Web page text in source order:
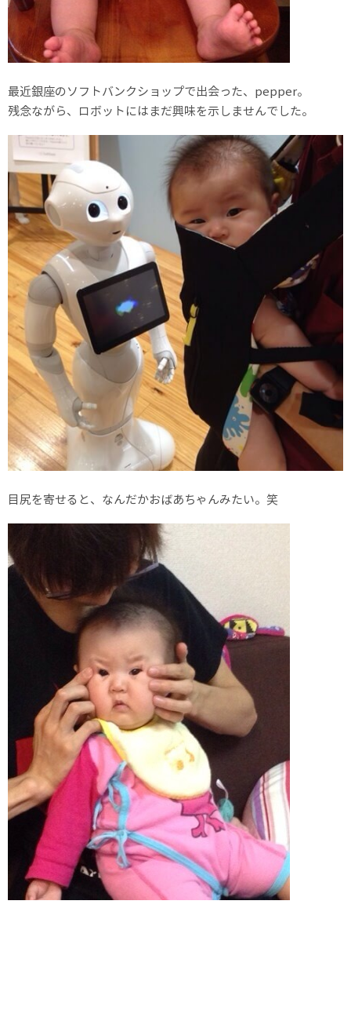
最近銀座のソフトバンクショップで出会った、pepper。
残念ながら、ロボットにはまだ興味を示しませんでした。
目尻を寄せると、なんだかおばあちゃんみたい。笑